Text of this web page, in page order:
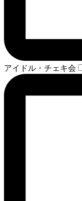
アイドル・チェキ会